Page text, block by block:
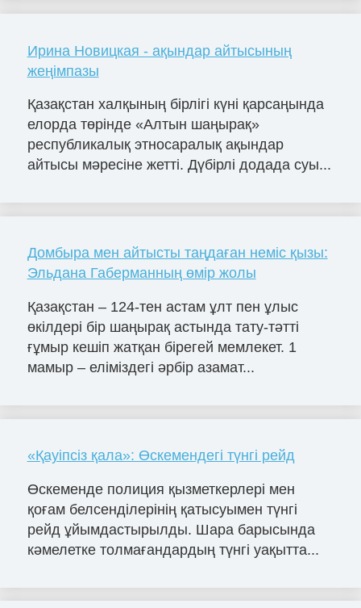
Ирина Новицкая - ақындар айтысының
жеңімпазы
Қазақстан халқының бірлігі күні қарсаңында
елорда төрінде «Алтын шаңырақ»
республикалық этносаралық ақындар
айтысы мәресіне жетті. Дүбірлі додада суы...
Домбыра мен айтысты таңдаған неміс қызы:
Эльдана Габерманның өмір жолы
Қазақстан – 124-тен астам ұлт пен ұлыс
өкілдері бір шаңырақ астында тату-тәтті
ғұмыр кешіп жатқан бірегей мемлекет. 1
мамыр – еліміздегі әрбір азамат...
«Қауіпсіз қала»: Өскемендегі түнгі рейд
Өскеменде полиция қызметкерлері мен
қоғам белсенділерінің қатысуымен түнгі
рейд ұйымдастырылды. Шара барысында
кәмелетке толмағандардың түнгі уақытта...